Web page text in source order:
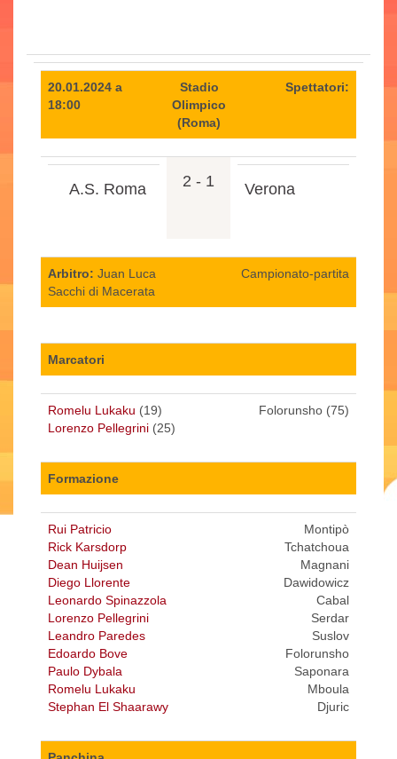
20.01.2024 a
18:00
Stadio
Olimpico
(Roma)
Spettatori:
A.S. Roma 2 - 1 Verona
Arbitro: Juan Luca
Sacchi di Macerata
Campionato-partita
Marcatori
Romelu Lukaku (19)
Lorenzo Pellegrini (25)
Folorunsho (75)
Formazione
Rui Patricio
Rick Karsdorp
Dean Huijsen
Diego Llorente
Leonardo Spinazzola
Lorenzo Pellegrini
Leandro Paredes
Edoardo Bove
Paulo Dybala
Romelu Lukaku
Stephan El Shaarawy
Montipò
Tchatchoua
Magnani
Dawidowicz
Cabal
Serdar
Suslov
Folorunsho
Saponara
Mboula
Djuric